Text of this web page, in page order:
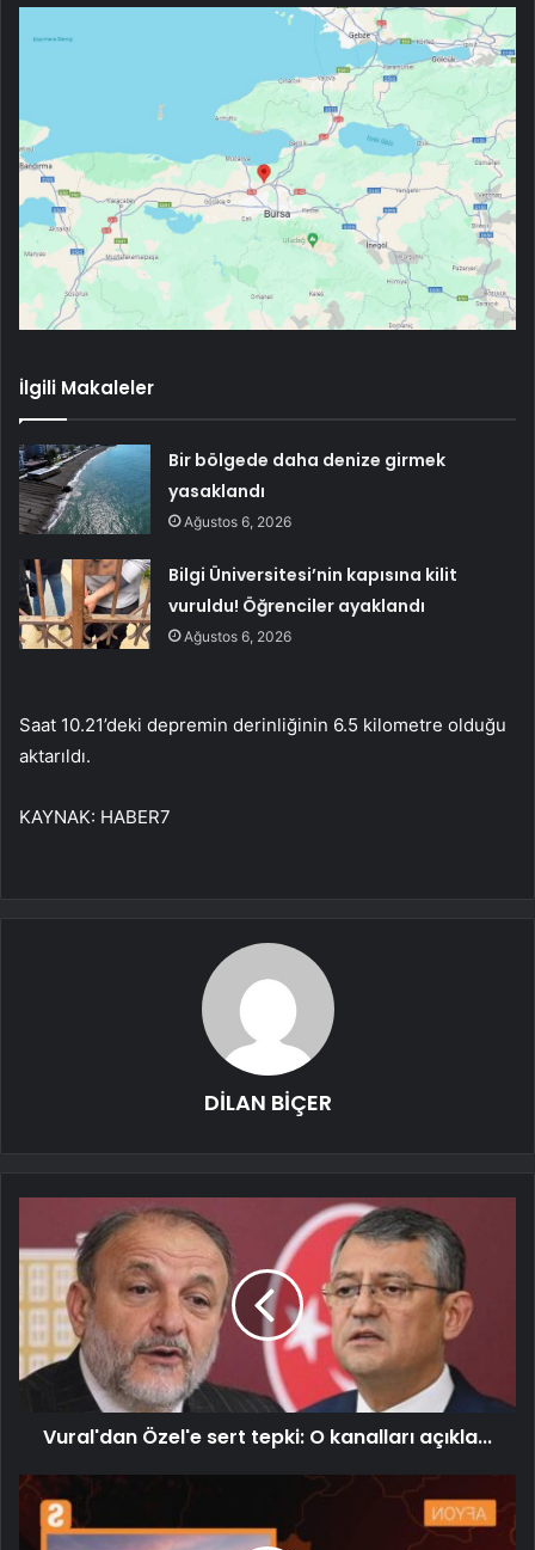
İlgili Makaleler
Bir bölgede daha denize girmek
yasaklandı
Ağustos 6, 2026
Bilgi Üniversitesi’nin kapısına kilit
vuruldu! Öğrenciler ayaklandı
Ağustos 6, 2026
Saat 10.21’deki depremin derinliğinin 6.5 kilometre olduğu
aktarıldı.
KAYNAK: HABER7
DİLAN BİÇER
Vural'dan Özel'e sert tepki: O kanalları açıkla...